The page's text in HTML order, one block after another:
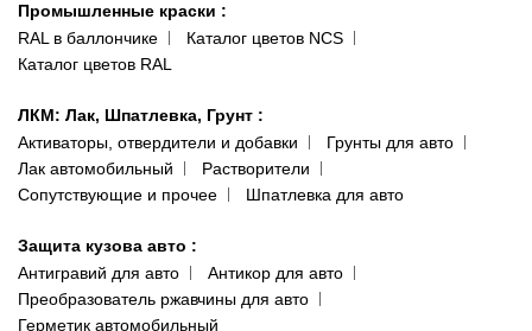
Промышленные краски :
RAL в баллончике
Каталог цветов NCS
Каталог цветов RAL
ЛКМ: Лак, Шпатлевка, Грунт :
Активаторы, отвердители и добавки
Грунты для авто
Лак автомобильный
Растворители
Сопутствующие и прочее
Шпатлевка для авто
Защита кузова авто :
Антигравий для авто
Антикор для авто
Преобразователь ржавчины для авто
Герметик автомобильный